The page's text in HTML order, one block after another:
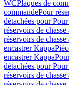
WCPlaques de
commandePour
détachées pour
réservoirs de chasse
réservoirs de chasse
encastrer Kappa
encastrer Kappa
détachées pour
réservoirs de